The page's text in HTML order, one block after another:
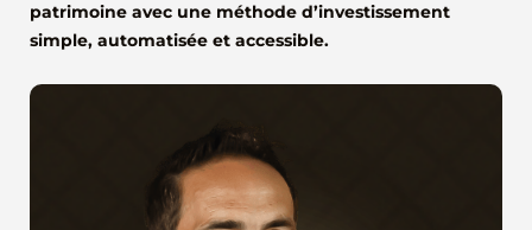
patrimoine avec une méthode d’investissement
simple, automatisée et accessible.